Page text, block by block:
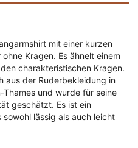
mit einer kurzen
Kragen. Es ähnelt einem
charakteristischen Kragen.
aus der Ruderbekleidung in
und wurde für seine
geschätzt. Es ist ein
lässig als auch leicht